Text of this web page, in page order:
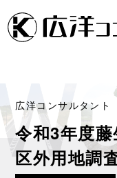
広洋コンサルタン
令和3年度
区外用地調